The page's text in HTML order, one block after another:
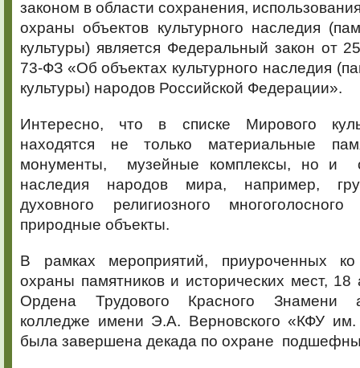
законом в области сохранения,
охраны объектов культурного наследия
культуры) является Федеральный закон от
73-ФЗ «Об объектах культурного наследия
культуры) народов Российской Федерации».
Интересно, что в списке Мирового
находятся не только материальные
монументы, музейные комплексы, но и
наследия народов мира, например,
духовного религиозного
природные объекты.
В рамках мероприятий, приуроченных
охраны памятников и исторических мест, 18
Ордена Трудового Красного Знамени
колледже имени Э.А. Верновского «КФУ
была завершена декада по охране